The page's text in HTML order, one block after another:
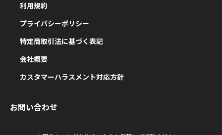
利用規約
プライバシーポリシー
特定商取引法に基づく表記
会社概要
カスタマーハラスメント対応方針
お問い合わせ